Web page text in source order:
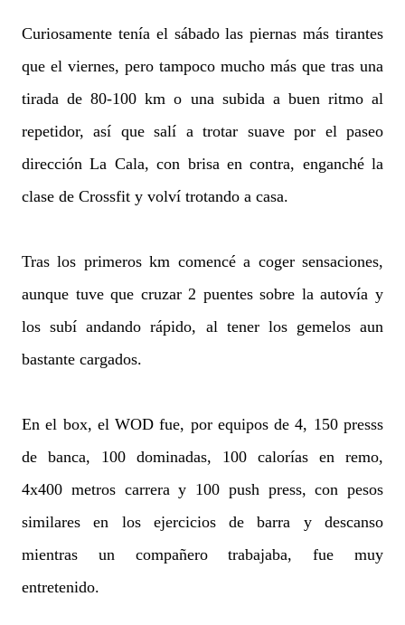
Curiosamente tenía el sábado las piernas más tirantes
que el viernes, pero tampoco mucho más que tras una
tirada de 80-100 km o una subida a buen ritmo al
repetidor, así que salí a trotar suave por el paseo
dirección La Cala, con brisa en contra, enganché la
clase de Crossfit y volví trotando a casa.
Tras los primeros km comencé a coger sensaciones,
aunque tuve que cruzar 2 puentes sobre la autovía y
los subí andando rápido, al tener los gemelos aun
bastante cargados.
En el box, el WOD fue, por equipos de 4, 150 presss
de banca, 100 dominadas, 100 calorías en remo,
4x400 metros carrera y 100 push press, con pesos
similares en los ejercicios de barra y descanso
mientras un compañero trabajaba, fue muy
entretenido.